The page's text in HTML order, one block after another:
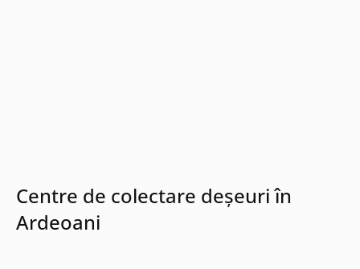
Centre de colectare deșeuri în
Ardeoani